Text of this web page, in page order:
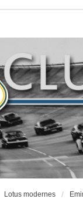
Lotus modernes